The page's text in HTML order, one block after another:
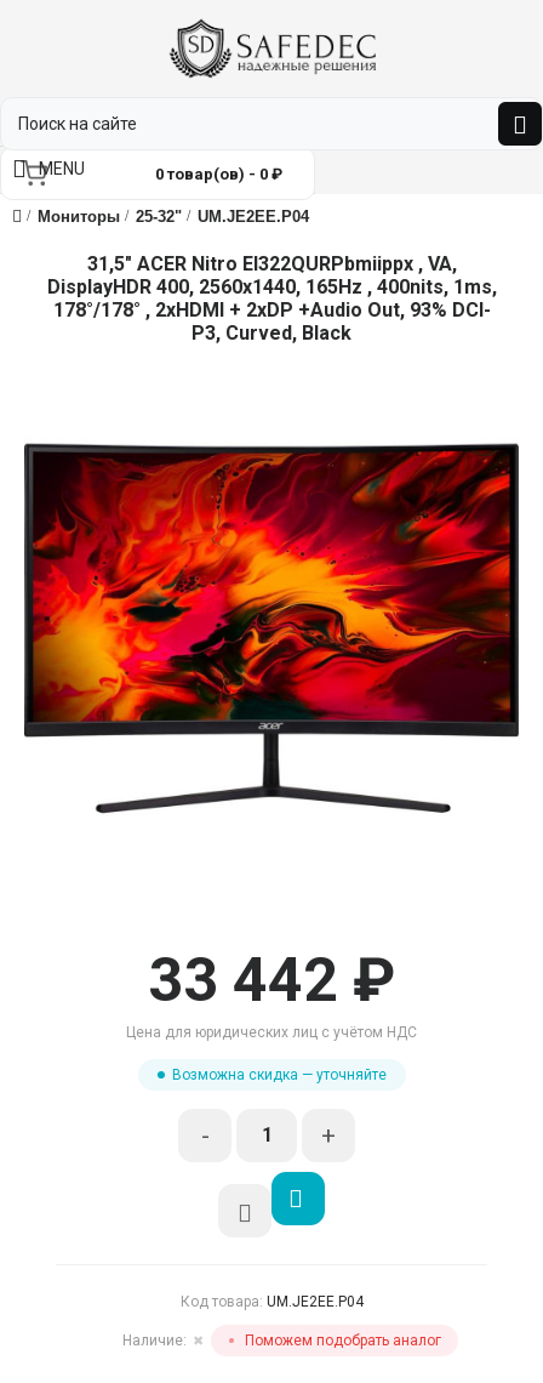
0 товар(ов) - 0 ₽
MENU
Мониторы 25-32" UM.JE2EE.P04
31,5" ACER Nitro EI322QURPbmiippx , VA,
DisplayHDR 400, 2560x1440, 165Hz , 400nits, 1ms,
178°/178° , 2xHDMI + 2xDP +Audio Out, 93% DCI-
P3, Curved, Black
33 442 ₽
Цена для юридических лиц с учётом НДС
Возможна скидка — уточняйте
- +
Код товара: UM.JE2EE.P04
Наличие: ✖ Поможем подобрать аналог